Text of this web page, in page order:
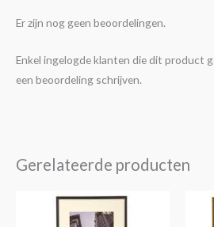
Er zijn nog geen beoordelingen.
Enkel ingelogde klanten die dit product
een beoordeling schrijven.
Gerelateerde producten